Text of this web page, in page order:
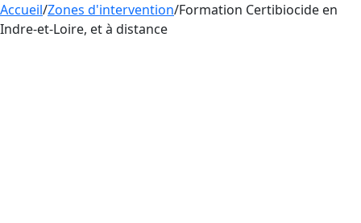
Accueil/Zones d'intervention/Formation Certibiocide en
Indre-et-Loire, et à distance